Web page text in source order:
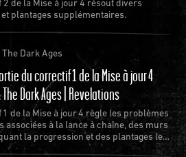
quelqu'un de spécial pour
qui a travaillé durant 24
avant de quitter id Software en
2 de la Mise à jour 4 résout divers
plantages supplémentaires.
The Dark Ages
du correctif 1 de la Mise à jour 4
The Dark Ages | Revelations
de la Mise à jour 4 règle les problèmes
associées à la lance à chaîne, des murs
la progression et des plantages les